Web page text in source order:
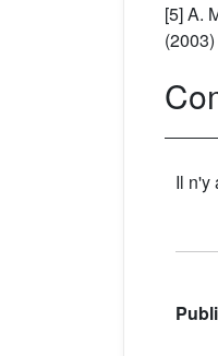
[5]A.
Il n'y